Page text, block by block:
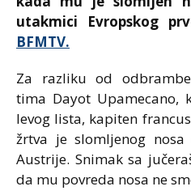
utakmici Evropskog
BFMTV.
Za razliku od
tima Dayot Upamecano,
levog lista, kapiten
žrtva je slomljenog
Austrije. Snimak sa
da mu povreda nosa ne